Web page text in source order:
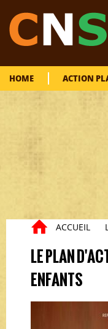
HOME ACTION
You are
ACCUEIL
LE PLAN
ENFANTS